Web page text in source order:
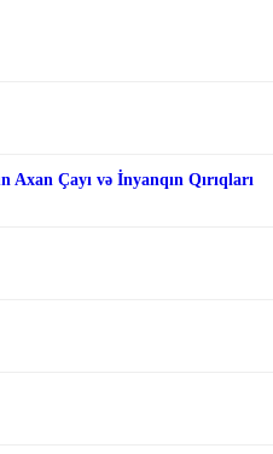
Çayı və İnyanqın Qırıqları